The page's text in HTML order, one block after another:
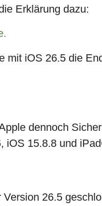
Erklärung dazu:
mit iOS 26.5 die
dennoch
iOS 15.8.8 und
26.5